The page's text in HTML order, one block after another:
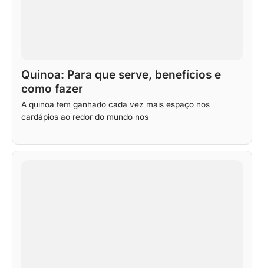
Quinoa: Para que serve, benefícios e
como fazer
A quinoa tem ganhado cada vez mais espaço nos
cardápios ao redor do mundo nos